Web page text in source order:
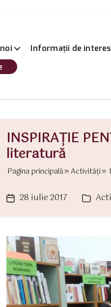
Informații de
INSPIRAȚIE
literatură
Pagina principală Activităţi
Dată28 iulie 2017